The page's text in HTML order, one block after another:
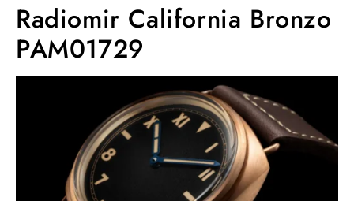
Radiomir California Bronzo
PAM01729